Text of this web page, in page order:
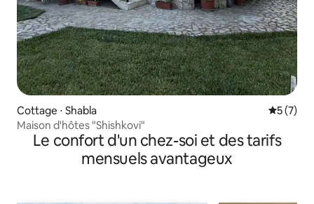
Cottage ⋅ Shabla
5 (7)
Maison d'hôtes "Shishkovi"
Le confort d'un chez-soi et des tarifs
mensuels avantageux